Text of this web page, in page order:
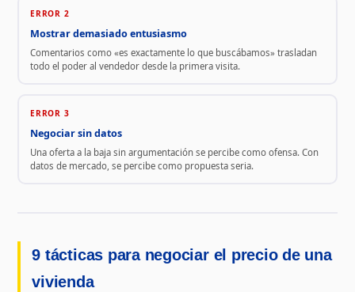
ERROR 2
Mostrar demasiado entusiasmo
Comentarios como «es exactamente lo que buscábamos» trasladan
todo el poder al vendedor desde la primera visita.
ERROR 3
Negociar sin datos
Una oferta a la baja sin argumentación se percibe como ofensa. Con
datos de mercado, se percibe como propuesta seria.
9 tácticas para negociar el precio de una
vivienda